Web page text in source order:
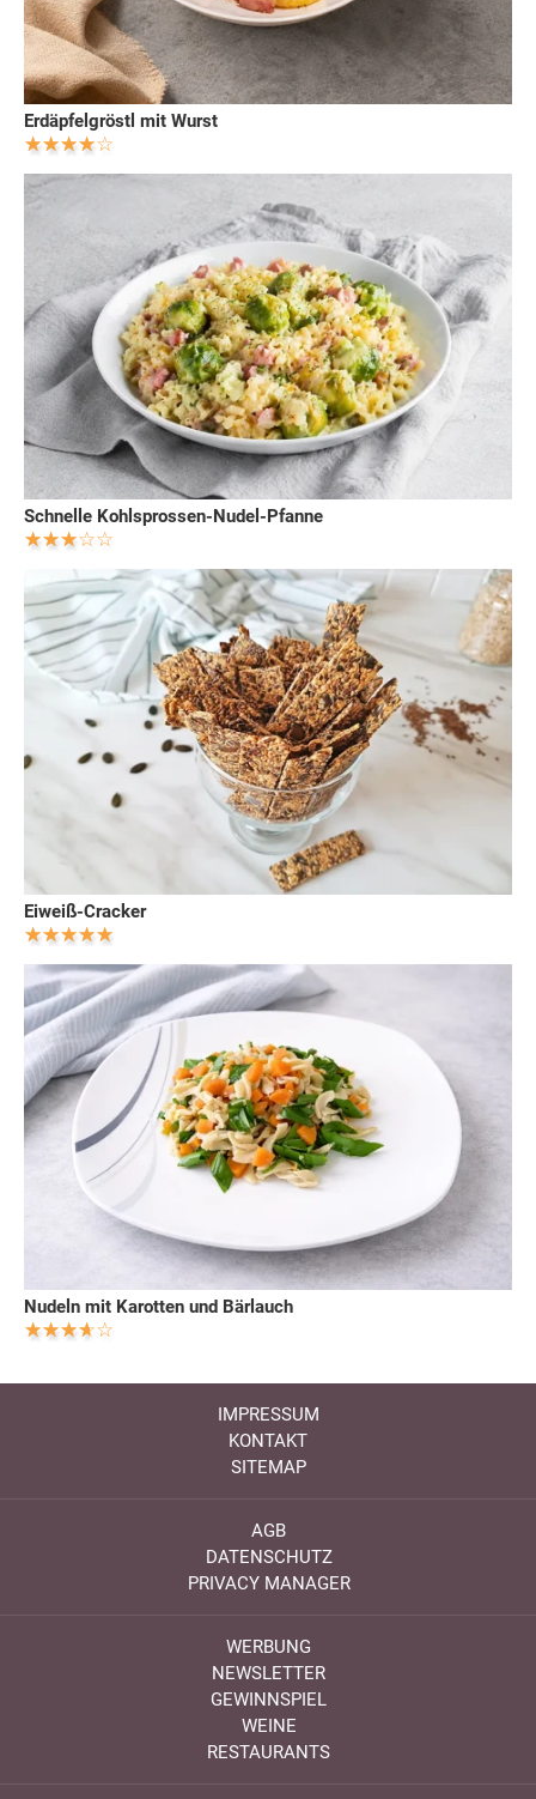
Erdäpfelgröstl mit Wurst
Schnelle Kohlsprossen-Nudel-Pfanne
Eiweiß-Cracker
Nudeln mit Karotten und Bärlauch
IMPRESSUM
KONTAKT
SITEMAP
AGB
DATENSCHUTZ
PRIVACY MANAGER
WERBUNG
NEWSLETTER
GEWINNSPIEL
WEINE
RESTAURANTS